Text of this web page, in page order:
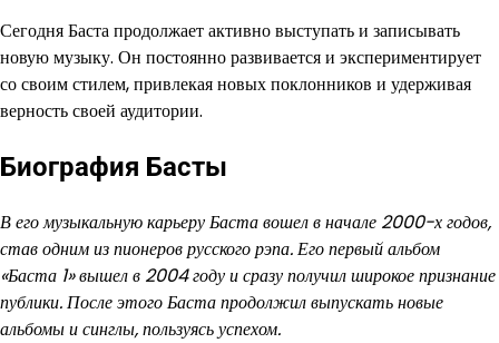
Сегодня Баста продолжает активно выступать и записывать
новую музыку. Он постоянно развивается и экспериментирует
со своим стилем, привлекая новых поклонников и удерживая
верность своей аудитории.
Биография Басты
В его музыкальную карьеру Баста вошел в начале 2000-х годов,
став одним из пионеров русского рэпа. Его первый альбом
«Баста 1» вышел в 2004 году и сразу получил широкое признание
публики. После этого Баста продолжил выпускать новые
альбомы и синглы, пользуясь успехом.